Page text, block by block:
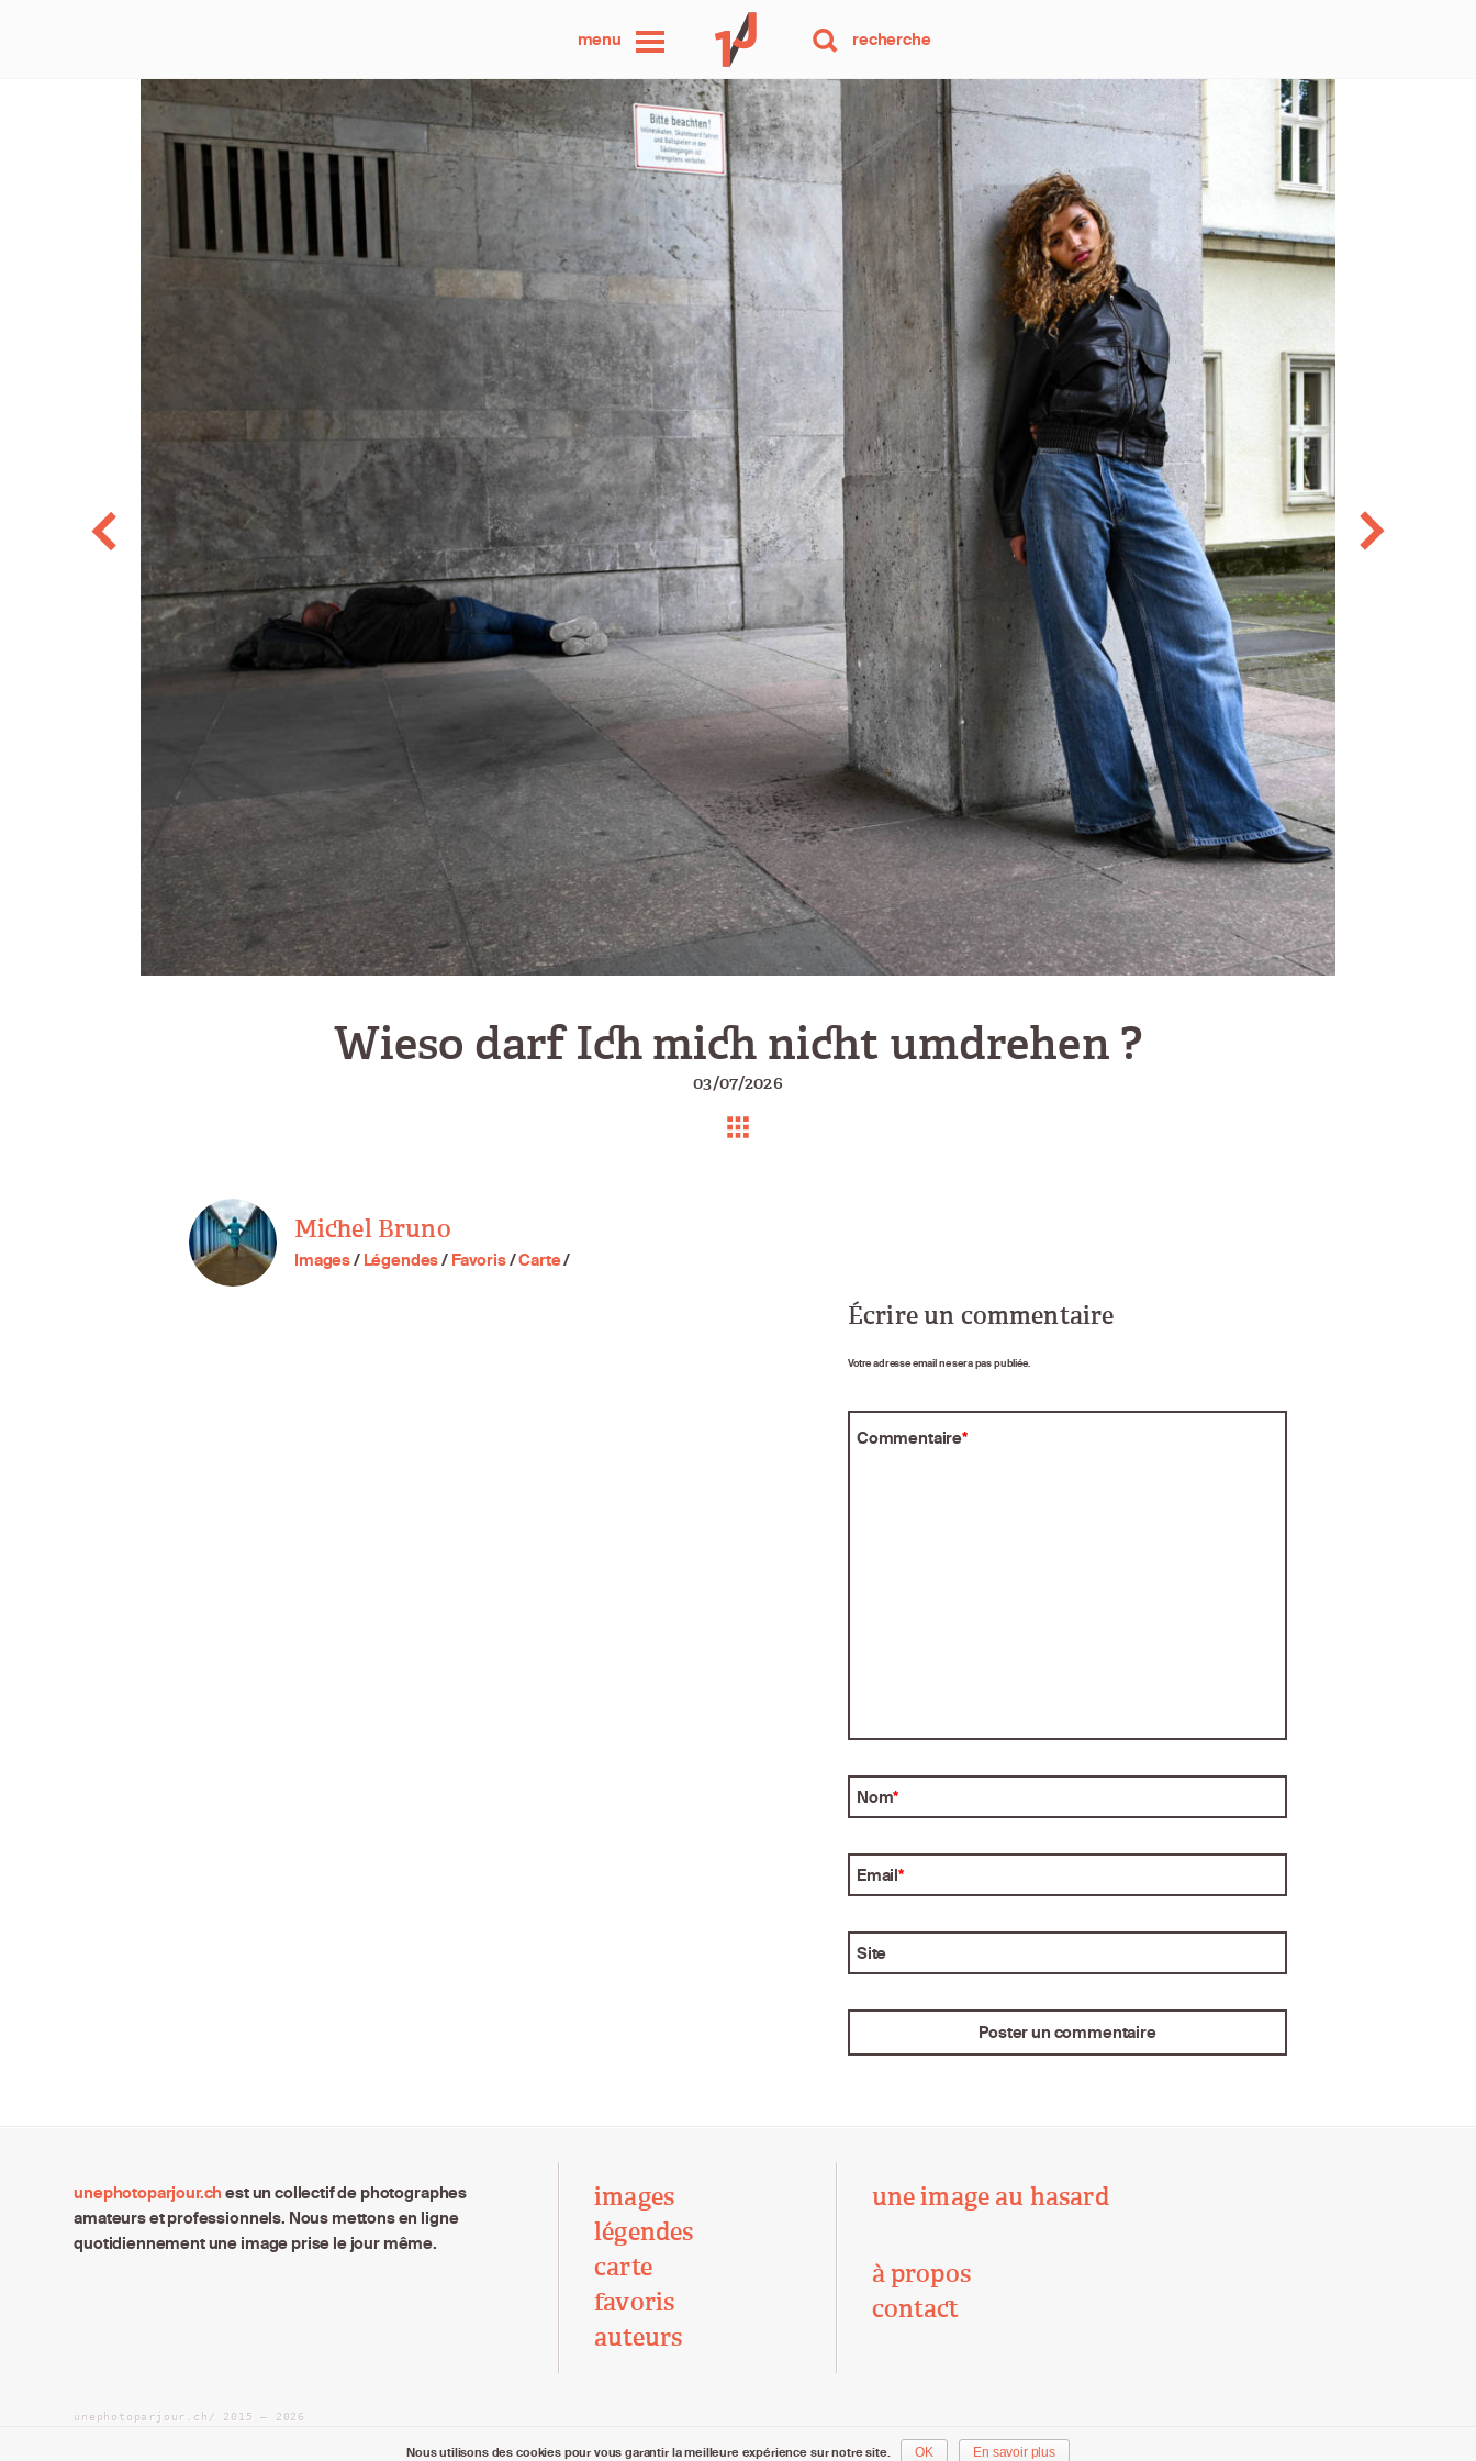
menu
une
photo
par
jour
recherche
Wieso darf Ich mich nicht umdrehen ?
03/07/2026
Michel Bruno
Images/ Légendes/ Favoris/Carte/
Écrire un commentaire
Votre adresse email ne sera pas publiée.
Commentaire*
Nom*
Email*
Site
unephotoparjour.ch est un collectif de photographes
amateurs et professionnels. Nous mettons en ligne
quotidiennement une image prise le jour même.
images
légendes
carte
favoris
auteurs
une image au hasard
à propos
contact
unephotoparjour.ch/ 2015 – 2026
Nous utilisons des cookies pour vous garantir la meilleure expérience sur notre site. OK En savoir plus